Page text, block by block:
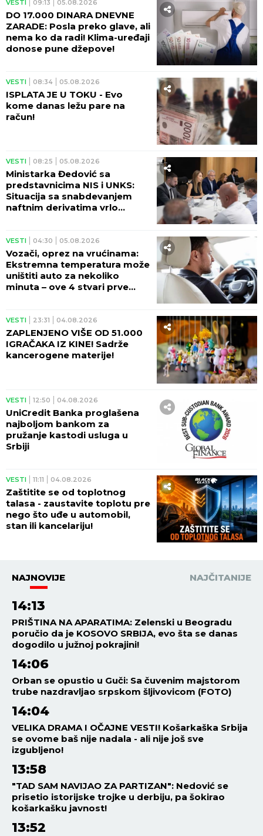
VESTI 09:13 05.08.2026
DO 17.000 DINARA DNEVNE
ZARADE: Posla preko glave, ali
nema ko da radi! Klima-uređaji
donose pune džepove!
VESTI 08:34 05.08.2026
ISPLATA JE U TOKU - Evo
kome danas ležu pare na
račun!
VESTI 08:25 05.08.2026
Ministarka Đedović sa
predstavnicima NIS i UNKS:
Situacija sa snabdevanjem
naftnim derivatima vrlo
VESTI 04:30 05.08.2026
Vozači, oprez na vrućinama:
Ekstremna temperatura može
uništiti auto za nekoliko
minuta – ove 4 stvari prve
VESTI 23:31 04.08.2026
ZAPLENJENO VIŠE OD 51.000
IGRAČAKA IZ KINE! Sadrže
kancerogene materije!
VESTI 12:50 04.08.2026
UniCredit Banka proglašena
najboljom bankom za
pružanje kastodi usluga u
Srbiji
VESTI 11:11 04.08.2026
Zaštitite se od toplotnog
talasa - zaustavite toplotu pre
nego što uđe u automobil,
stan ili kancelariju!
NAJNOVIJE NAJČITANIJE
14:13
PRIŠTINA NA APARATIMA: Zelenski u Beogradu
poručio da je KOSOVO SRBIJA, evo šta se danas
dogodilo u južnoj pokrajini!
14:06
Orban se opustio u Guči: Sa čuvenim majstorom
trube nazdravljao srpskom šljivovicom (FOTO)
14:04
VELIKA DRAMA I OČAJNE VESTI! Košarkaška Srbija
se ovome baš nije nadala - ali nije još sve
izgubljeno!
13:58
"TAD SAM NAVIJAO ZA PARTIZAN": Nedović se
prisetio istorijske trojke u derbiju, pa šokirao
košarkašku javnost!
13:52